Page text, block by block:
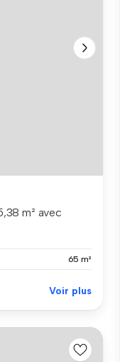
m² avec
65 m²
Voir plus